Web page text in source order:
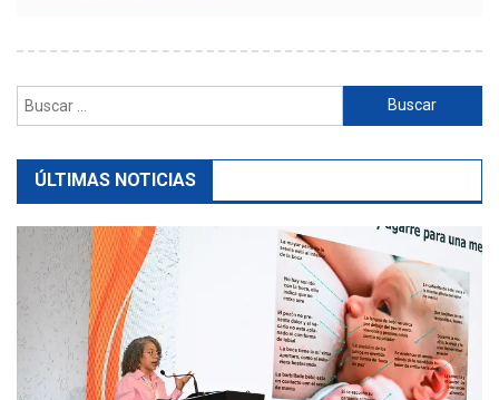
Buscar:
ÚLTIMAS NOTICIAS